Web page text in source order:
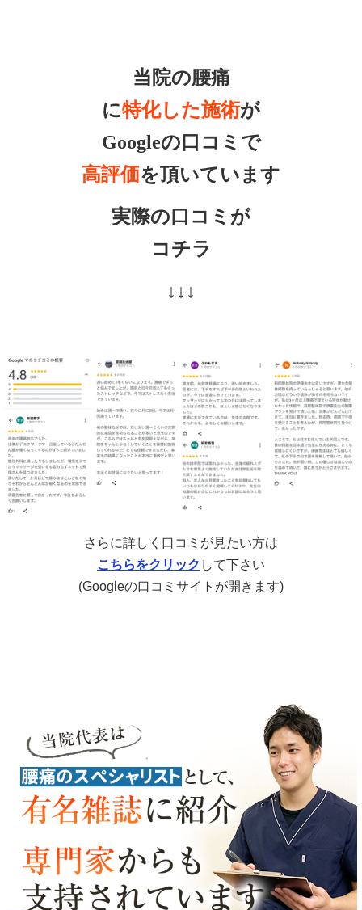
当院の腰痛
に特化した施術が
Googleの口コミで
高評価を頂いています
実際の口コミが
コチラ
↓↓↓
さらに詳しく口コミが見たい方は
こちらをクリック して下さい
(Googleの口コミサイトが開きます)